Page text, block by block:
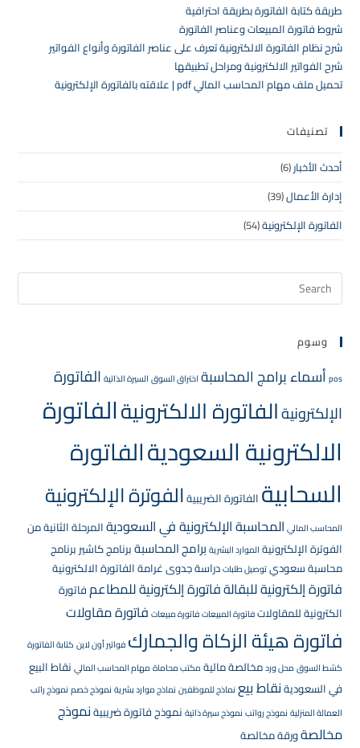
طريقة كتابة الفاتورة بطريقة احترافية
شروط فاتورة المبيعات وعناصر الفاتورة
شرح نظام الفاتورة الالكترونية تعرف على عناصر الفاتورة وأنواع الفواتير
شرح الفواتير الالكترونية ومراحل تطبيقها
تحميل ملف مهام المحاسب المالي pdf | علاقته بالفاتورة الإلكترونية
تصنيفات
أحدث الأخبار(6)
إدارة الأعمال(39)
الفاتورة الإلكترونية(54)
وسوم
pos أسماء برامج المحاسبة اختراق السوق السيرة الذاتية الفاتورة
الإلكترونيةالفاتورة الالكترونيةالفاتورة
الالكترونية السعوديةالفاتورة
السحابية الفاتورة الضريبيةالفوترة الإلكترونية
المحاسب المالي المحاسبة الإلكترونية في السعوديةالمرحلة الثانية من
الفوترة الإلكترونية الموارد البشرية برامج المحاسبةبرنامج كاشيربرنامج
محاسبة سعوديتوصيل طلباتدراسة جدوىغرامة الفاتورة الالكترونية
فاتورة إلكترونية للبقالةفاتورة إلكترونية للمطاعمفاتورة
الكترونية للمقاولاتفاتورة المبيعاتفاتورة مبيعات فاتورة مقاولات
فاتورة هيئة الزكاة والجمارك فواتير أون لاين كتابة الفاتورة
كشط السوق محل وردمخالصة مالية مكتب محاماة مهام المحاسب المالي نقاط البيع
في السعوديةنقاط بيع نماذج للموظفين نماذج موارد بشرية نموذج خصم نموذج راتب
العمالة المنزلية نموذج رواتب نموذج سيرة ذاتية نموذج فاتورة ضريبيةنموذج
مخالصةورقة مخالصة